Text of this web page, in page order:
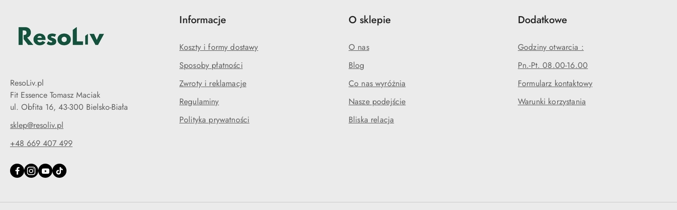
ResoLiv.pl
Fit Essence Tomasz Maciak
ul. Obfita 16, 43-300 Bielsko-Biała
sklep@resoliv.pl
+48 669 407 499
Informacje
Koszty i formy dostawy
Sposoby płatności
Zwroty i reklamacje
Regulaminy
Polityka prywatności
O sklepie
O nas
Blog
Co nas wyróżnia
Nasze podejście
Bliska relacja
Dodatkowe
Godziny otwarcia :
Pn.-Pt. 08.00-16.00
Formularz kontaktowy
Warunki korzystania